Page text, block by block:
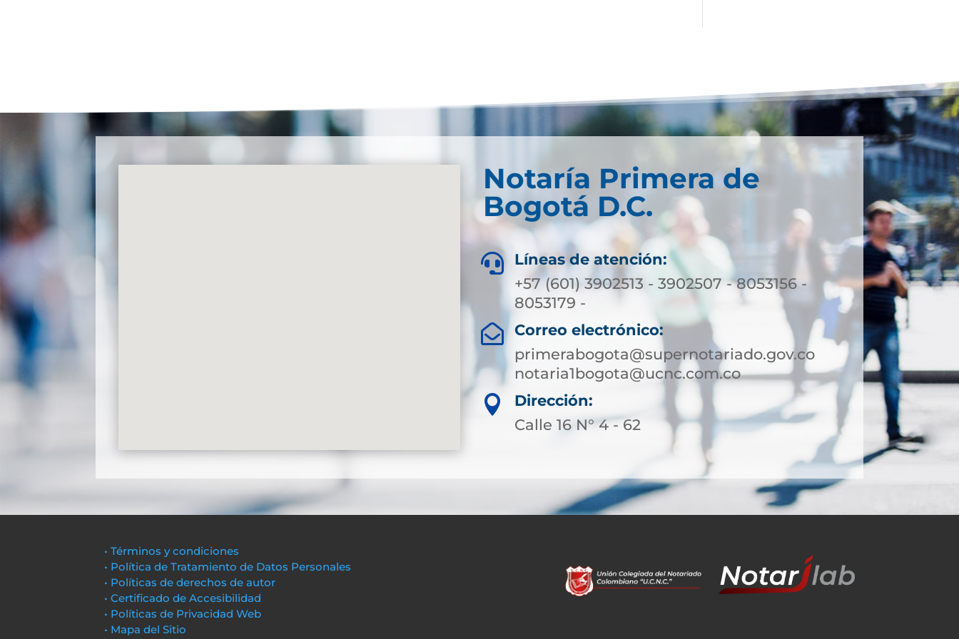
Notaría Primera de
Bogotá D.C.

Líneas de atención:
+57 (601) 3902513 - 3902507 - 8053156 -
8053179 -

Correo electrónico:
primerabogota@supernotariado.gov.co
notaria1bogota@ucnc.com.co

Dirección:
Calle 16 N° 4 - 62
• Términos y condiciones
• Política de Tratamiento de Datos Personales
• Políticas de derechos de autor
• Certificado de Accesibilidad
• Políticas de Privacidad Web
• Mapa del Sitio